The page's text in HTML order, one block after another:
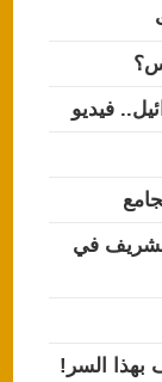
فيديو
في